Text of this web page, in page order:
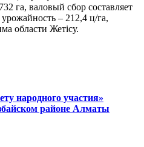
га, валовый сбор составляет
– 212,4 ц/га,
области Жетісу.
народного участия»
районе Алматы